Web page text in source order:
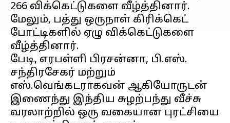
266 விக்கெட்டுகளை வீழ்த்தினார்.
மேலும், பத்து ஒருநாள் கிரிக்கெட்
போட்டிகளில் ஏழு விக்கெட்டுகளை
வீழ்த்தினார்.
பேடி, எரபள்ளி பிரசன்னா, பி.எஸ்.
சந்திரசேகர் மற்றும்
எஸ்.வெங்கடராகவன் ஆகியோருடன்
இணைந்து இந்திய சுழற்பந்து வீச்சு
வரலாற்றில் ஒரு வகையான புரட்சியை